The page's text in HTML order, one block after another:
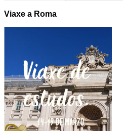
Viaxe a Roma